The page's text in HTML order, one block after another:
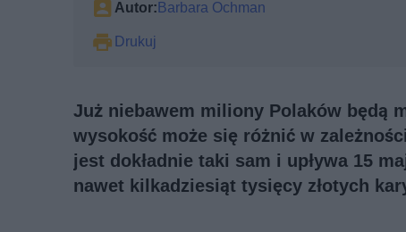
Autor:Barbara Ochman
Drukuj
Już niebawem miliony Polaków będą
wysokość może się różnić w
jest dokładnie taki sam i upływa 15
nawet kilkadziesiąt tysięcy złotych